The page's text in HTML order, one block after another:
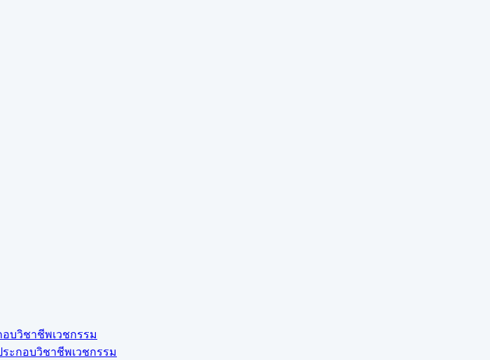
บวิชาชีพเวชกรรม
ะกอบวิชาชีพเวชกรรม